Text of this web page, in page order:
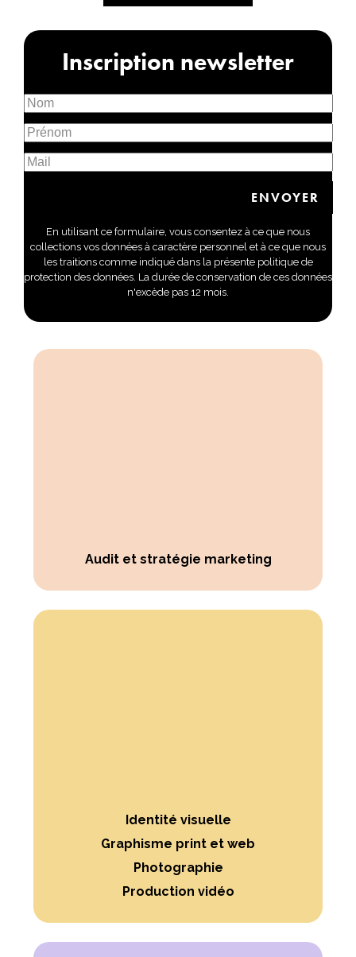
Inscription newsletter
En utilisant ce formulaire, vous consentez à ce que nous
collections vos données à caractère personnel et à ce que nous
les traitions comme indiqué dans la présente politique de
protection des données. La durée de conservation de ces données
n'excède pas 12 mois.
Audit et stratégie marketing
Identité visuelle
Graphisme print et web
Photographie
Production vidéo